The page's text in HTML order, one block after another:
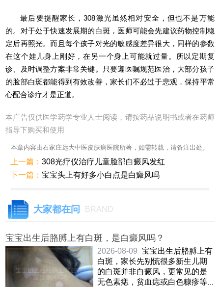
最后要提醒家长，308激光虽然相对安全，但也不是万能
的。对于处于快速发展期的白斑，医师可能会先建议药物控制稳
定后再照光。而且每个孩子对光的敏感度差异很大，同样的参数
在这个娃儿身上刚好，在另一个身上可能就过量。所以定期复
诊、及时调整方案非常关键。只要遵医嘱规范医治，大部分孩子
的脸部白斑都能得到有效改善，家长们不必过于悲观，保持平常
心配合诊疗才是正道。
本广告仅供医学药学专业人士阅读，请按药品说明书或者在药师
指导下购买和使用
本章内容由石家庄远大中医皮肤病医院所著，如需转载，请备注出处。
上一篇：308光疗仪治疗儿童脸部白癜风发红
下一篇：宝宝头上有好多小白点是白癜风吗
大家都在问 BRAND
宝宝出生后胳膊上有白斑，是白癜风吗？
2026-08-09 宝宝出生后胳膊上有
白斑，家长先别慌很多新生儿期
的白斑并非白癜风，更常见的是
无色素痣，贫血痣或白色糠疹等